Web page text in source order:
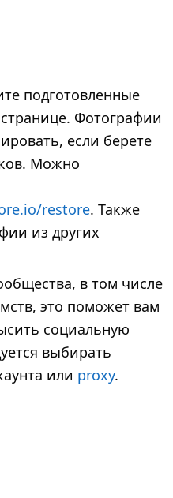
подготовленные
Фотографии
если берете
Можно
restore. Также
из других
в том числе
это поможет вам
социальную
выбирать
или proxy.